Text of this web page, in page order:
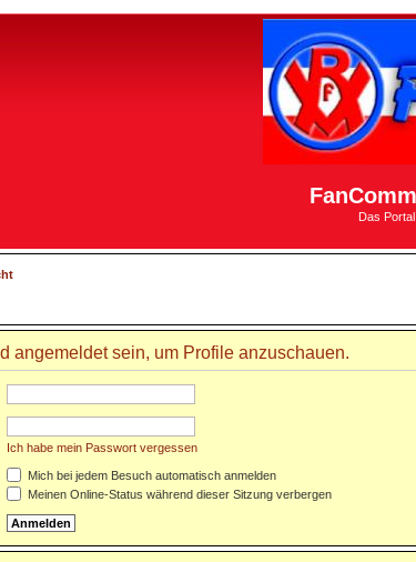
Das
angemeldet sein, um Profile anzuschauen.
Ich habe mein Passwort vergessen
Mich bei jedem Besuch automatisch anmelden
Meinen Online-Status während dieser Sitzung verbergen